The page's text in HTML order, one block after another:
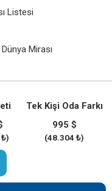
Listesi
Mirası
Tek Kişi Oda Farkı
995 $
(48.304 ₺)